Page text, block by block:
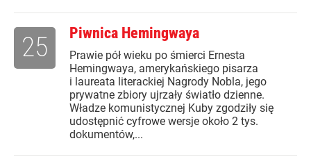
Piwnica Hemingwaya
Prawie pół wieku po śmierci Ernesta
Hemingwaya, amerykańskiego pisarza
i laureata literackiej Nagrody Nobla, jego
prywatne zbiory ujrzały światło dzienne.
Władze komunistycznej Kuby zgodziły się
udostępnić cyfrowe wersje około 2 tys.
dokumentów,...
25